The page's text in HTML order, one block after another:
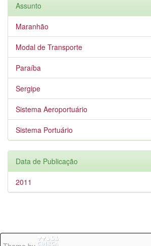
Assunto
Maranhão
Modal de Transporte
Paraíba
Sergipe
Sistema Aeroportuário
Sistema Portuário
Data de Publicação
2011